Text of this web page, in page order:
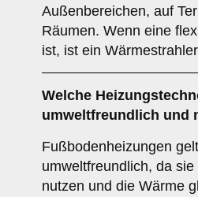
Außenbereichen, auf
Räumen. Wenn eine
ist, ist ein
Welche
umweltfreundlich und
Fußbodenheizungen
umweltfreundlich, da
nutzen und die Wärme